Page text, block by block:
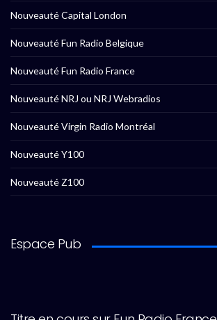
Nouveauté Capital London
Nouveauté Fun Radio Belgique
Nouveauté Fun Radio France
Nouveauté NRJ ou NRJ Webradios
Nouveauté Virgin Radio Montréal
Nouveauté Y100
Nouveauté Z100
Espace Pub